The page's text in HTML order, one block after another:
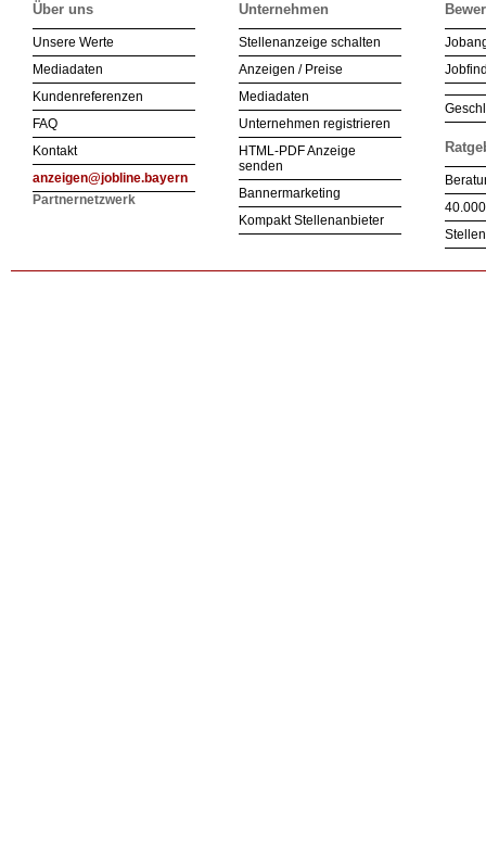
Über uns
Unsere Werte
Mediadaten
Kundenreferenzen
FAQ
Kontakt
anzeigen@jobline.bayern
Partnernetzwerk
Unternehmen
Stellenanzeige schalten
Anzeigen / Preise
Mediadaten
Unternehmen registrieren
HTML-PDF Anzeige
senden
Bannermarketing
Kompakt Stellenanbieter